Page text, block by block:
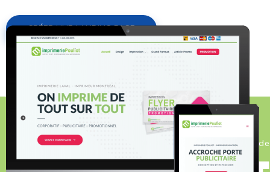
CRÉER UNE LANDING PAGE
Le processus de